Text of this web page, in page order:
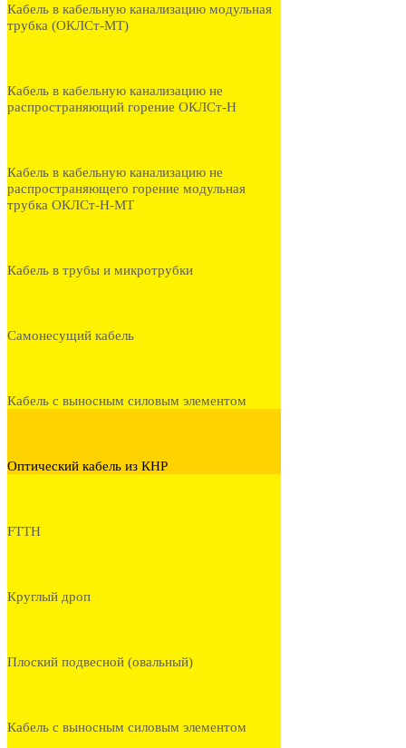
Кабель в кабельную канализацию модульная
трубка (ОКЛСт-МТ)
Кабель в кабельную канализацию не
распространяющий горение ОКЛСт-Н
Кабель в кабельную канализацию не
распространяющего горение модульная
трубка ОКЛСт-Н-МТ
Кабель в трубы и микротрубки
Самонесущий кабель
Кабель с выносным силовым элементом
Оптический кабель из КНР
FTTH
Круглый дроп
Плоский подвесной (овальный)
Кабель с выносным силовым элементом